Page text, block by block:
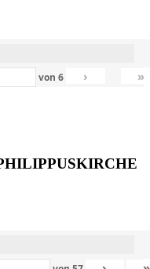
von6 › »